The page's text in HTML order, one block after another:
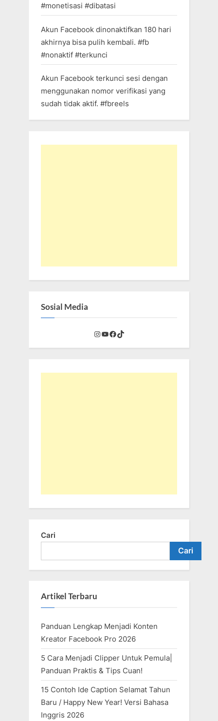
#monetisasi #dibatasi
Akun Facebook dinonaktifkan 180 hari
akhirnya bisa pulih kembali. #fb
#nonaktif #terkunci
Akun Facebook terkunci sesi dengan
menggunakan nomor verifikasi yang
sudah tidak aktif. #fbreels
Sosial Media
Instagram
YouTube
Facebook
TikTok
Cari
Cari
Artikel Terbaru
Panduan Lengkap Menjadi Konten
Kreator Facebook Pro 2026
5 Cara Menjadi Clipper Untuk Pemula|
Panduan Praktis & Tips Cuan!
15 Contoh Ide Caption Selamat Tahun
Baru / Happy New Year! Versi Bahasa
Inggris 2026